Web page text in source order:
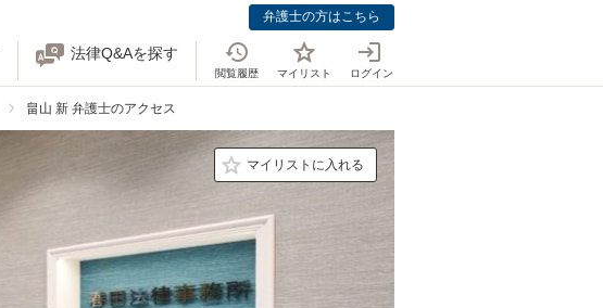
弁護士の方はこちら
法律Q&Aを探す
閲覧履歴 マイリスト ログイン
畠山 新 弁護士のアクセス
マイリストに入れる